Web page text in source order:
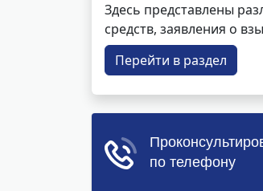
Здесь представлены
средств, заявления о
Перейти в раздел